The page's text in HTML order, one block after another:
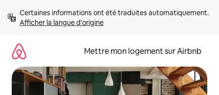
directement
Afficher la langue d'origine
Mettre mon logement sur Airbnb